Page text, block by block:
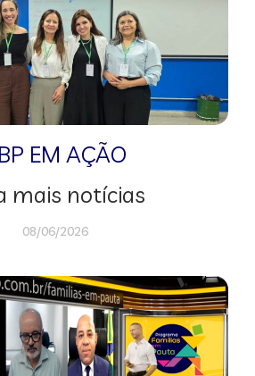
EM AÇÃO
mais notícias
08/06/2026